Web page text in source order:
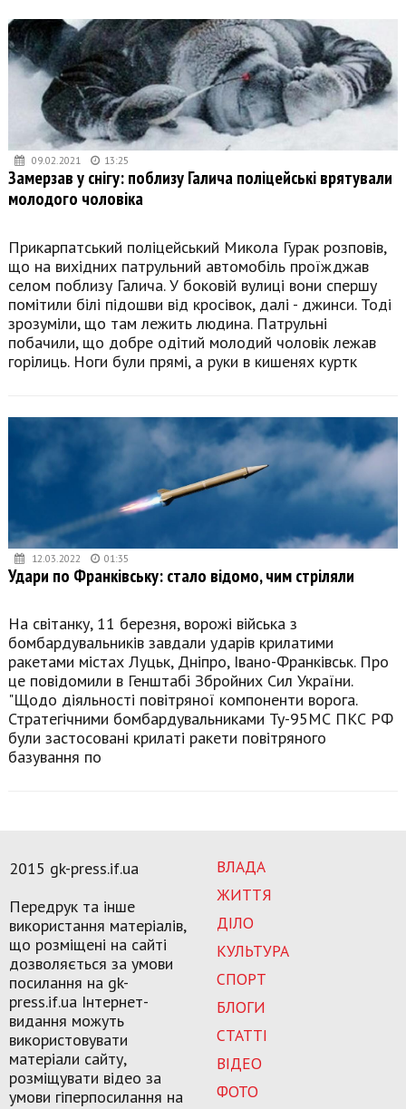
09.02.2021 13:25
Замерзав у снігу: поблизу Галича поліцейські врятували
молодого чоловіка
Прикарпатський поліцейський Микола Гурак розповів,
що на вихідних патрульний автомобіль проїжджав
селом поблизу Галича. У боковій вулиці вони спершу
помітили білі підошви від кросівок, далі - джинси. Тоді
зрозуміли, що там лежить людина. Патрульні
побачили, що добре одітий молодий чоловік лежав
горілиць. Ноги були прямі, а руки в кишенях куртк
12.03.2022 01:35
Удари по Франківську: стало відомо, чим стріляли
На світанку, 11 березня, ворожі війська з
бомбардувальників завдали ударів крилатими
ракетами містах Луцьк, Дніпро, Івано-Франківськ. Про
це повідомили в Генштабі Збройних Сил України.
"Щодо діяльності повітряної компоненти ворога.
Стратегічними бомбардувальниками Ту-95МС ПКС РФ
були застосовані крилаті ракети повітряного
базування по
ВЛАДА
ЖИТТЯ
ДІЛО
КУЛЬТУРА
СПОРТ
БЛОГИ
СТАТТІ
ВІДЕО
ФОТО
2015 gk-press.if.ua
Передрук та інше
використання матеріалів,
що розміщені на сайті
дозволяється за умови
посилання на gk-
press.if.ua Інтернет-
видання можуть
використовувати
матеріали сайту,
розміщувати відео за
умови гіперпосилання на